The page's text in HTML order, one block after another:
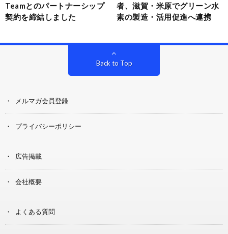
Teamとのパートナーシップ
契約を締結しました
者、滋賀・米原でグリーン水
素の製造・活用促進へ連携
Back to Top
メルマガ会員登録
プライバシーポリシー
広告掲載
会社概要
よくある質問